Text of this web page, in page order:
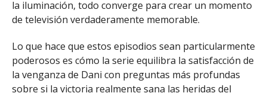
la iluminación, todo converge para crear un momento
de televisión verdaderamente memorable.
Lo que hace que estos episodios sean particularmente
poderosos es cómo la serie equilibra la satisfacción de
la venganza de Dani con preguntas más profundas
sobre si la victoria realmente sana las heridas del